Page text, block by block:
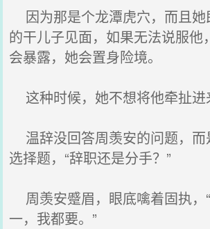
因为那是个龙潭虎穴，而且她
的干儿子见面，如果无法说服他
会暴露，她会置身险境。
这种时候，她不想将他牵扯进
温辞没回答周羡安的问题，而
选择题，“辞职还是分手？”
周羡安蹙眉，眼底噙着固执，
一，我都要。”